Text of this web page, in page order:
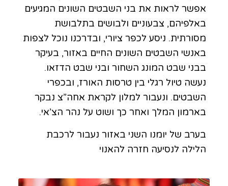
אפשר לראות את בני השבטים השונים המגיעים
באלפיהם, צבעוניים ולבושים בתלבושת
מסורתית. ניסע לכפר ציורי, ובדרכנו נוכל לצפות
באנשי השבטים השונים החיים באזור, בעיקר
בבני שבט המונג השחור ובני שבט הדזאו.
נעשה טיול רגלי בין טרסות האורז, ובכפרי
השבטים. ונעבור למלון לקראת אחה”צ נבקר
בארמון המלך ואחר כך ושוט על נהר הצ’אי.
בערב של יומנו השני באזור נעבור לרכבת
הלילה לנסיעה חזרה להאנוי